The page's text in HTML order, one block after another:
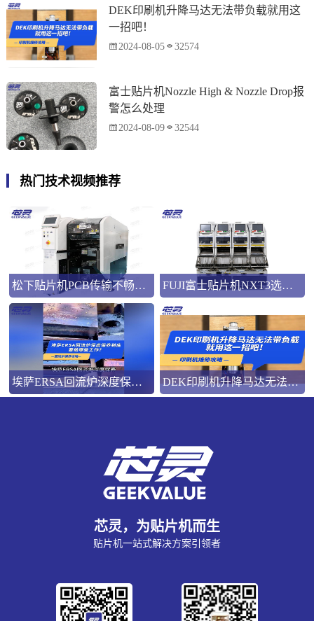
DEK印刷机升降马达无法带负载就用这
一招吧！
2024-08-05 32574
富士贴片机Nozzle High & Nozzle Drop报
警怎么处理
2024-08-09 32544
热门技术视频推荐
松下贴片机PCB传输不畅的原因与处理方法 FUJI富士贴片机NXT3选M3 III还是M6三代机？看完这篇告别纠结！
埃萨ERSA回流炉深度保养，到底要做哪些工作？ DEK印刷机升降马达无法带负载就用这一招吧！
芯灵，为贴片机而生
贴片机一站式解决方案引领者